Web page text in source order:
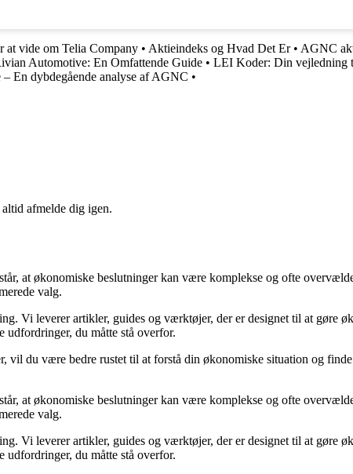
at vide om Telia Company • Aktieindeks og Hvad Det Er• AGNC
Automotive: En Omfattende Guide • LEI Koder: Din vejledning
En dybdegående analyse af AGNC •
afmelde dig igen.
at økonomiske beslutninger kan være komplekse og ofte
valg.
Vi leverer artikler, guides og værktøjer, der er designet til at gøre
du måtte stå overfor.
du være bedre rustet til at forstå din økonomiske situation og
at økonomiske beslutninger kan være komplekse og ofte
valg.
Vi leverer artikler, guides og værktøjer, der er designet til at gøre
du måtte stå overfor.